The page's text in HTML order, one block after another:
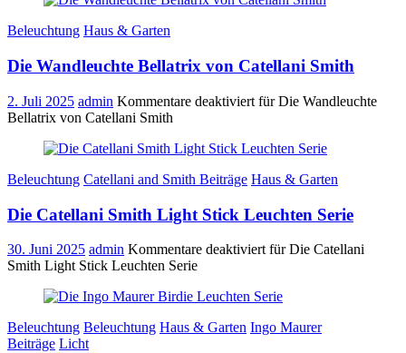
Beleuchtung Haus & Garten
Die Wandleuchte Bellatrix von Catellani Smith
2. Juli 2025 admin Kommentare deaktiviert für Die Wandleuchte
Bellatrix von Catellani Smith
Beleuchtung Catellani and Smith Beiträge Haus & Garten
Die Catellani Smith Light Stick Leuchten Serie
30. Juni 2025 admin Kommentare deaktiviert für Die Catellani
Smith Light Stick Leuchten Serie
Beleuchtung Beleuchtung Haus & Garten Ingo Maurer
Beiträge Licht